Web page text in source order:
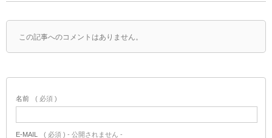
この記事へのコメントはありません。
名前 ( 必須 )
E-MAIL ( 必須 ) - 公開されません -